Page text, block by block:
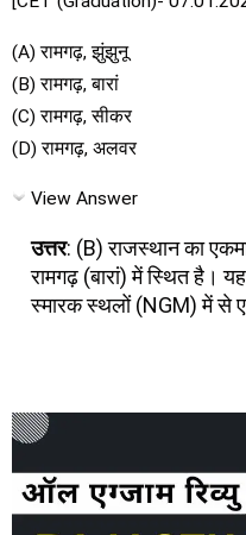
(A) रामगढ़, झुंझुनू
(B) रामगढ़, बारां
(C) रामगढ़, सीकर
(D) रामगढ़, अलवर
View Answer
उत्तर: (B) राजस्थान का
रामगढ़ (बारां) में स्थित है।
स्मारक स्थलों (NGM) में से